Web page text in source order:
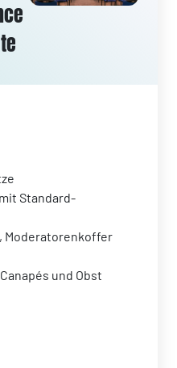
Standard-
Moderatorenkoffer
und Obst